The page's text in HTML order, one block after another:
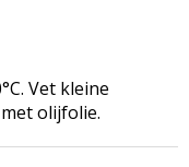
Vet kleine
olijfolie.